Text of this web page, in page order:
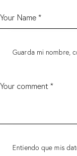
Guarda mi nombre,
Entiendo que mis